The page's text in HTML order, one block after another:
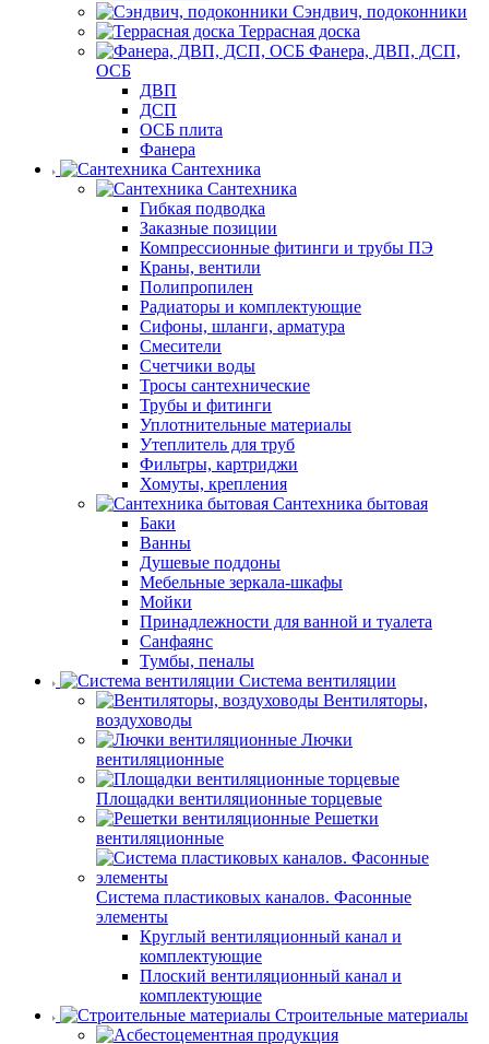
Сэндвич, подоконники
Террасная доска
Фанера, ДВП, ДСП,
ОСБ
ДВП
ДСП
ОСБ плита
Фанера
Сантехника
Сантехника
Гибкая подводка
Заказные позиции
Компрессионные фитинги и трубы ПЭ
Краны, вентили
Полипропилен
Радиаторы и комплектующие
Сифоны, шланги, арматура
Смесители
Счетчики воды
Тросы сантехнические
Трубы и фитинги
Уплотнительные материалы
Утеплитель для труб
Фильтры, картриджи
Хомуты, крепления
Сантехника бытовая
Баки
Ванны
Душевые поддоны
Мебельные зеркала-шкафы
Мойки
Принадлежности для ванной и туалета
Санфаянс
Тумбы, пеналы
Система вентиляции
Вентиляторы,
воздуховоды
Лючки
вентиляционные
Площадки вентиляционные торцевые
Решетки
вентиляционные
Система пластиковых каналов. Фасонные
элементы
Круглый вентиляционный канал и
комплектующие
Плоский вентиляционный канал и
комплектующие
Строительные материалы